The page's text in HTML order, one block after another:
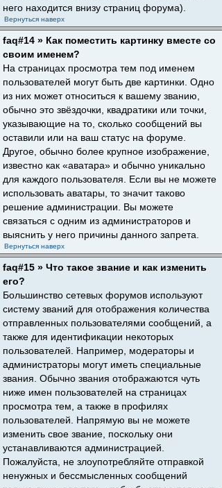
него находится внизу страниц форума).
Вернуться наверх
faq#14 » Как поместить картинку вместе со
своим именем?
На страницах просмотра тем под именем
пользователей могут быть две картинки. Одно
из них может относиться к вашему званию,
обычно это звёздочки, квадратики или точки,
указывающие на то, сколько сообщений вы
оставили или на ваш статус на форуме.
Другое, обычно более крупное изображение,
известно как «аватара» и обычно уникально
для каждого пользователя. Если вы не можете
использовать аватары, то значит таково
решение администрации. Вы можете
связаться с одним из администраторов и
выяснить у него причины данного запрета.
Вернуться наверх
faq#15 » Что такое звание и как изменить
его?
Большинство сетевых форумов используют
систему званий для отображения количества
отправленных пользователями сообщений, а
также для идентификации некоторых
пользователей. Например, модераторы и
администраторы могут иметь специальные
звания. Обычно звания отображаются чуть
ниже имен пользователей на страницах
просмотра тем, а также в профилях
пользователей. Напрямую вы не можете
изменить свое звание, поскольку они
устанавливаются администрацией.
Пожалуйста, не злоупотребляйте отправкой
ненужных и бессмысленных сообщений